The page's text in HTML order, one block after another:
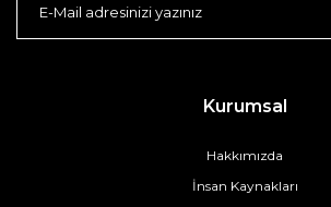
Kurumsal
Hakkımızda
İnsan Kaynakları